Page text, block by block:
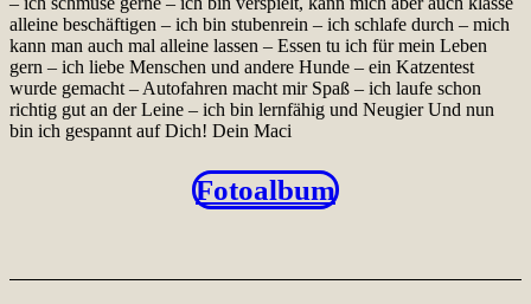
alleine beschäftigen – ich bin stubenrein – ich schlafe durch – mich
kann man auch mal alleine lassen – Essen tu ich für mein Leben
gern – ich liebe Menschen und andere Hunde – ein Katzentest
wurde gemacht – Autofahren macht mir Spaß – ich laufe schon
richtig gut an der Leine – ich bin lernfähig und Neugier Und nun
bin ich gespannt auf Dich! Dein Maci
Fotoalbum